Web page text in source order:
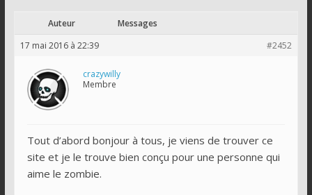
Duty
Auteur
Messages
17 mai 2016 à 22:39
#2452
crazywilly
Membre
Tout d’abord bonjour à tous, je viens de trouver ce
site et je le trouve bien conçu pour une personne qui
aime le zombie.